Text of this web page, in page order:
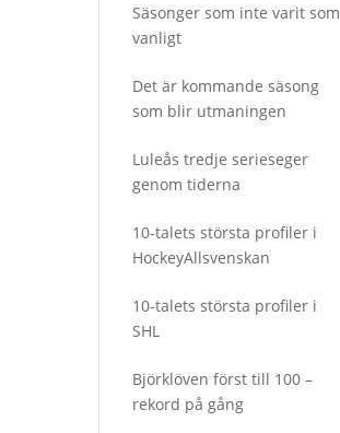
Säsonger som inte varit som
vanligt
Det är kommande säsong
som blir utmaningen
Luleås tredje serieseger
genom tiderna
10-talets största profiler i
HockeyAllsvenskan
10-talets största profiler i
SHL
Björklöven först till 100 –
rekord på gång